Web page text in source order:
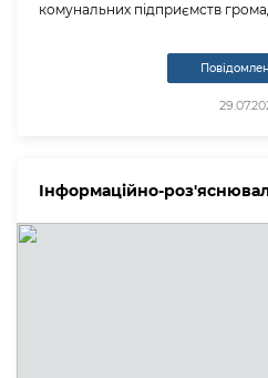
комунальних підприємств
Інформаційно-